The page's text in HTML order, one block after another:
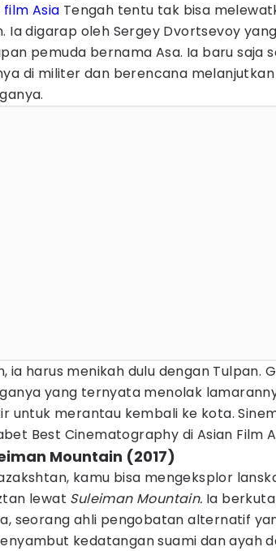
film Asia Tengah tentu tak bisa
Ia digarap oleh Sergey Dvortsevoy
pemuda bernama Asa. Ia baru saja
di militer dan berencana
ia harus menikah dulu dengan Tulpan.
yang ternyata menolak
untuk merantau kembali ke kota.
Best Cinematography di Asian Film
Mountain (2017)
kamu bisa mengeksplor
lewat Suleiman Mountain. Ia
seorang ahli pengobatan alternatif
kedatangan suami dan ayah